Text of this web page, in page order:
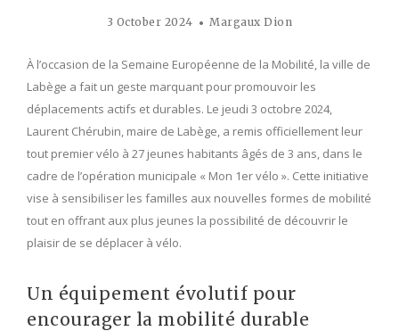
3 October 2024 Margaux Dion
À l’occasion de la Semaine Européenne de la Mobilité, la ville de
Labège a fait un geste marquant pour promouvoir les
déplacements actifs et durables. Le jeudi 3 octobre 2024,
Laurent Chérubin, maire de Labège, a remis officiellement leur
tout premier vélo à 27 jeunes habitants âgés de 3 ans, dans le
cadre de l’opération municipale « Mon 1er vélo ». Cette initiative
vise à sensibiliser les familles aux nouvelles formes de mobilité
tout en offrant aux plus jeunes la possibilité de découvrir le
plaisir de se déplacer à vélo.
Un équipement évolutif pour
encourager la mobilité durable